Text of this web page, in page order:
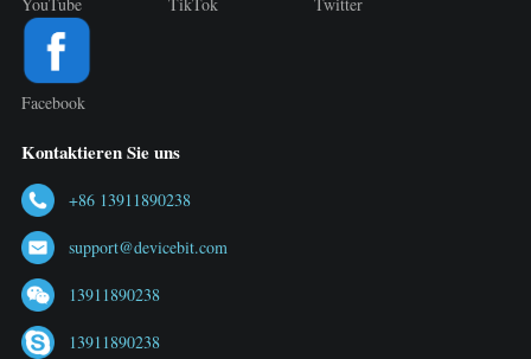
Facebook
Kontaktieren Sie uns
+86 13911890238
support@devicebit.com
13911890238
13911890238